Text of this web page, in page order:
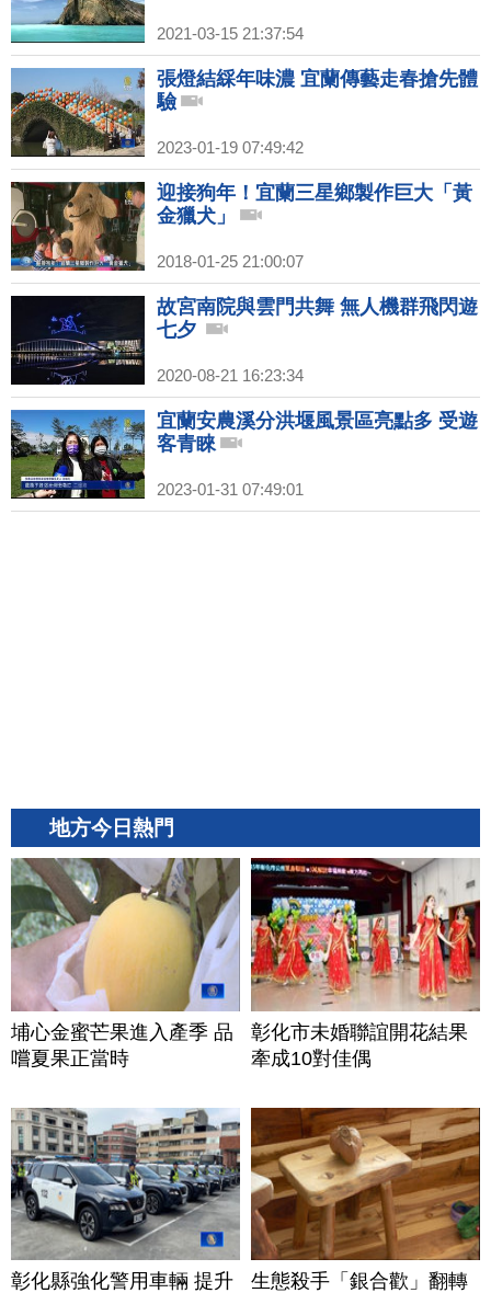
2021-03-15 21:37:54
張燈結綵年味濃 宜蘭傳藝走春搶先體
驗
2023-01-19 07:49:42
迎接狗年！宜蘭三星鄉製作巨大「黃
金獵犬」
2018-01-25 21:00:07
故宮南院與雲門共舞 無人機群飛閃遊
七夕
2020-08-21 16:23:34
宜蘭安農溪分洪堰風景區亮點多 受遊
客青睞
2023-01-31 07:49:01
地方今日熱門
埔心金蜜芒果進入產季 品
嚐夏果正當時
彰化市未婚聯誼開花結果
牽成10對佳偶
彰化縣強化警用車輛 提升
生態殺手「銀合歡」翻轉